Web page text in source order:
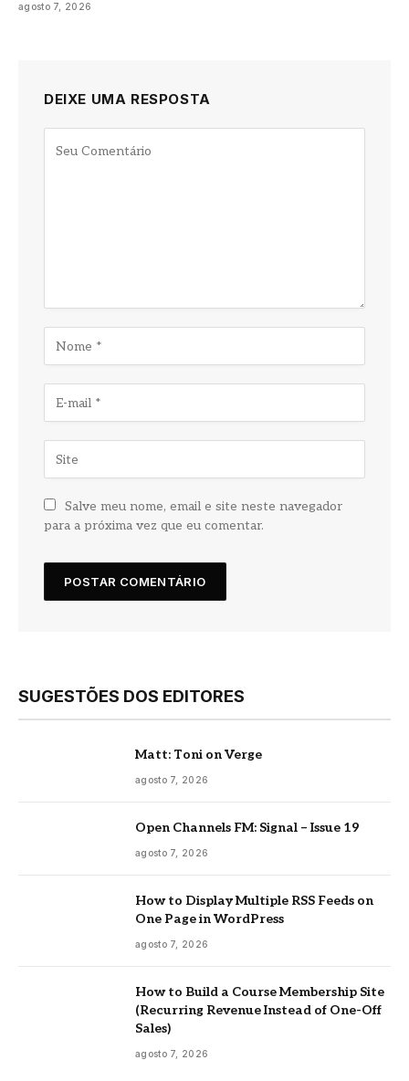
agosto 7, 2026
DEIXE UMA RESPOSTA
Salve meu nome, email e site neste navegador
para a próxima vez que eu comentar.
SUGESTÕES DOS EDITORES
Matt: Toni on Verge
agosto 7, 2026
Open Channels FM: Signal – Issue 19
agosto 7, 2026
How to Display Multiple RSS Feeds on
One Page in WordPress
agosto 7, 2026
How to Build a Course Membership Site
(Recurring Revenue Instead of One-Off
Sales)
agosto 7, 2026